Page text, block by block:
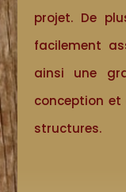
projet. De
facilement
ainsi une
conception
structures.